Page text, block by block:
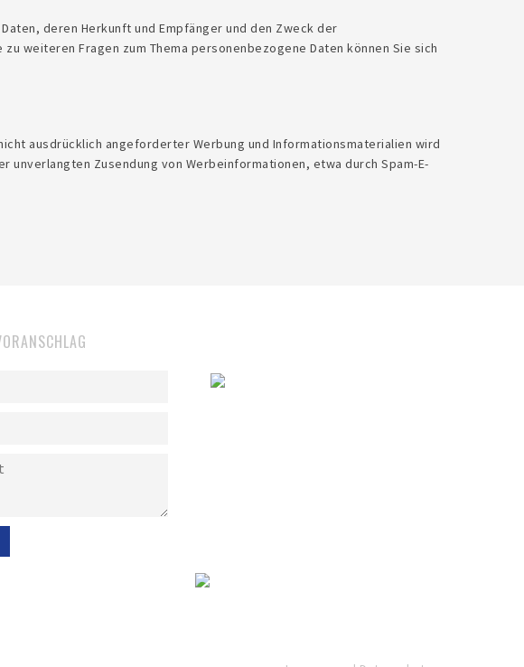
deren Herkunft und Empfänger und den Zweck der
weiteren Fragen zum Thema personenbezogene Daten können Sie sich
ausdrücklich angeforderter Werbung und Informationsmaterialien wird
Zusendung von Werbeinformationen, etwa durch Spam-E-